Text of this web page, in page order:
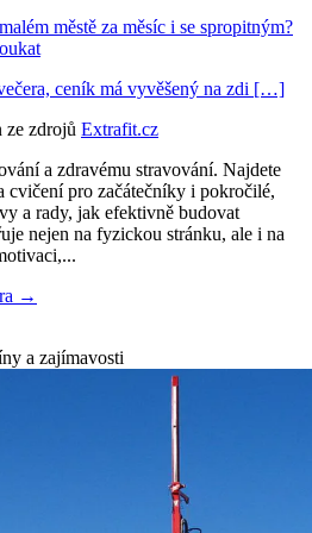
městě za měsíc i se spropitným?
ceník má vyvěšený na zdi […]
ze zdrojů Extrafit.cz
a zdravému stravování. Najdete
cvičení pro začátečníky i pokročilé,
a rady, jak efektivně budovat
nejen na fyzickou stránku, ale i na
→
a zajímavosti